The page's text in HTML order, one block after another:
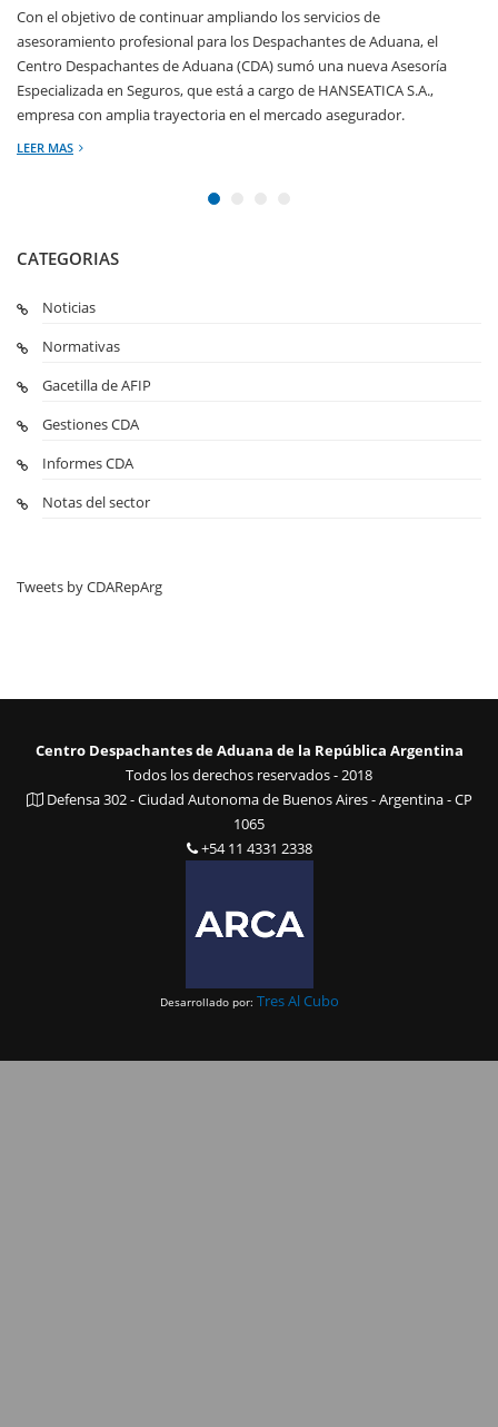
Con el objetivo de continuar ampliando los servicios de
asesoramiento profesional para los Despachantes de Aduana, el
Centro Despachantes de Aduana (CDA) sumó una nueva Asesoría
Especializada en Seguros, que está a cargo de HANSEATICA S.A.,
empresa con amplia trayectoria en el mercado asegurador.
LEER MAS
CATEGORIAS
Noticias
Normativas
Gacetilla de AFIP
Gestiones CDA
Informes CDA
Notas del sector
Tweets by CDARepArg
Centro Despachantes de Aduana de la República Argentina
Todos los derechos reservados - 2018
Defensa 302 - Ciudad Autonoma de Buenos Aires - Argentina - CP
1065
+54 11 4331 2338
Desarrollado por: Tres Al Cubo